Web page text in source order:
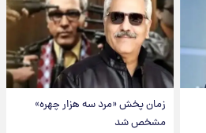
زمان پخش «مرد سه هزار چهره»
مشخص شد